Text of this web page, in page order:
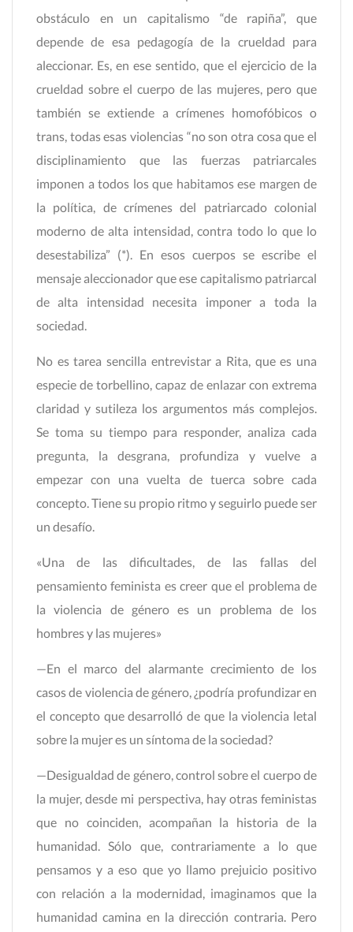
obstáculo en un capitalismo “de rapiña”, que
depende de esa pedagogía de la crueldad para
aleccionar. Es, en ese sentido, que el ejercicio de la
crueldad sobre el cuerpo de las mujeres, pero que
también se extiende a crímenes homofóbicos o
trans, todas esas violencias “no son otra cosa que el
disciplinamiento que las fuerzas patriarcales
imponen a todos los que habitamos ese margen de
la política, de crímenes del patriarcado colonial
moderno de alta intensidad, contra todo lo que lo
desestabiliza” (*). En esos cuerpos se escribe el
mensaje aleccionador que ese capitalismo patriarcal
de alta intensidad necesita imponer a toda la
sociedad.
No es tarea sencilla entrevistar a Rita, que es una
especie de torbellino, capaz de enlazar con extrema
claridad y sutileza los argumentos más complejos.
Se toma su tiempo para responder, analiza cada
pregunta, la desgrana, profundiza y vuelve a
empezar con una vuelta de tuerca sobre cada
concepto. Tiene su propio ritmo y seguirlo puede ser
un desafío.
«Una de las dificultades, de las fallas del
pensamiento feminista es creer que el problema de
la violencia de género es un problema de los
hombres y las mujeres»
—En el marco del alarmante crecimiento de los
casos de violencia de género, ¿podría profundizar en
el concepto que desarrolló de que la violencia letal
sobre la mujer es un síntoma de la sociedad?
—Desigualdad de género, control sobre el cuerpo de
la mujer, desde mi perspectiva, hay otras feministas
que no coinciden, acompañan la historia de la
humanidad. Sólo que, contrariamente a lo que
pensamos y a eso que yo llamo prejuicio positivo
con relación a la modernidad, imaginamos que la
humanidad camina en la dirección contraria. Pero